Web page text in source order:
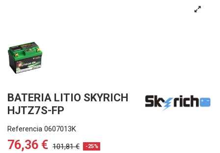
BATERIA LITIO SKYRICH
HJTZ7S-FP
Referencia 0607013K
76,36 € 101,81 € -25%